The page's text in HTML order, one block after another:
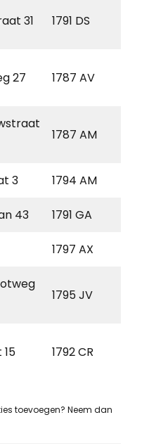
31 1791 DS
27 1787 AV
1787 AM
3 1794 AM
43 1791 GA
1797 AX
1795 JV
1792 CR
toevoegen? Neem dan